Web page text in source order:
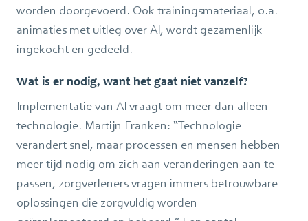
worden doorgevoerd. Ook trainingsmateriaal, o.a.
animaties met uitleg over AI, wordt gezamenlijk
ingekocht en gedeeld.
Wat is er nodig, want het gaat niet vanzelf?
Implementatie van AI vraagt om meer dan alleen
technologie. Martijn Franken: “Technologie
verandert snel, maar processen en mensen hebben
meer tijd nodig om zich aan veranderingen aan te
passen, zorgverleners vragen immers betrouwbare
oplossingen die zorgvuldig worden